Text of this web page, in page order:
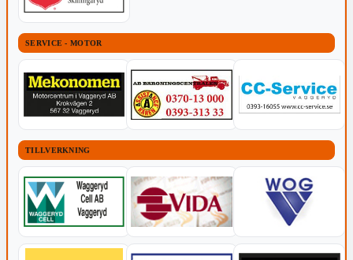
SERVICE - MOTOR
TILLVERKNING